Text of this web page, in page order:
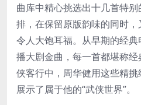
曲库中精心挑选出十几首特
排，在保留原版韵味的同时，
令人大饱耳福。从早期的经
播大剧金曲，每一首都堪称经
侠客行中，周华健用这些精
展示了属于他的“武侠世界”。